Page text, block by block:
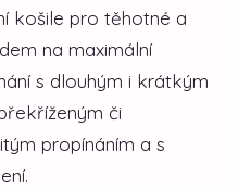
košile pro těhotné a
na maximální
s dlouhým i krátkým
či
propínáním a s